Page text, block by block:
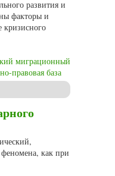
развития и
факторы и
миграционный
правовая база
как при